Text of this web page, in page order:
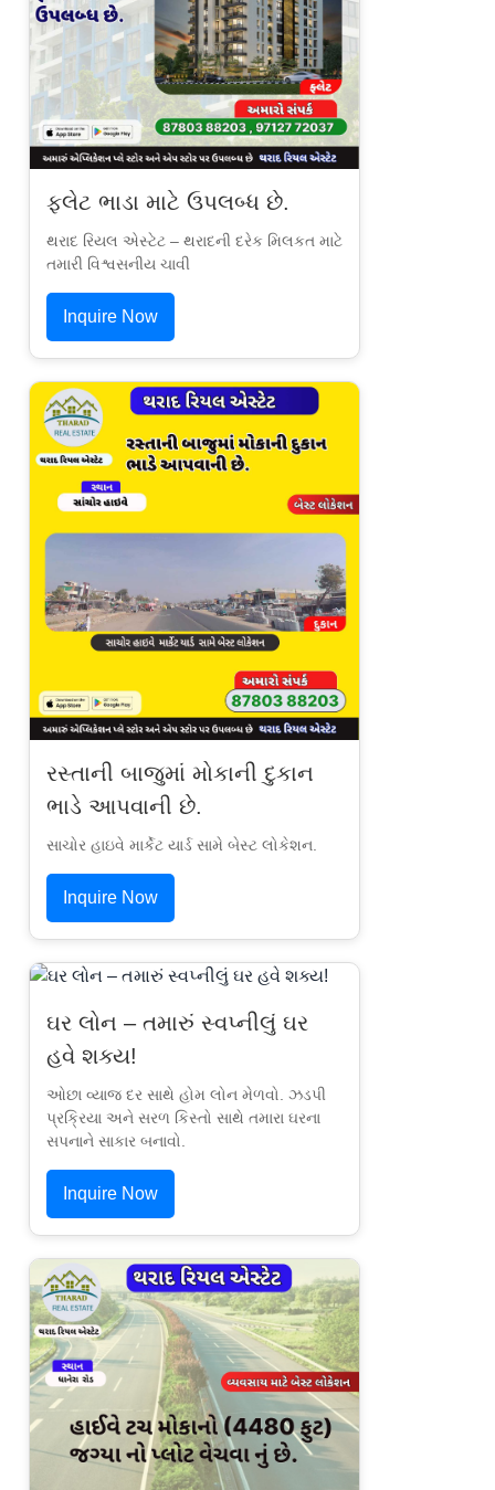
ફ્લેટ ભાડા માટે ઉપલબ્ધ છે.
થરાદ રિયલ એસ્ટેટ – થરાદની દરેક મિલકત માટે
તમારી વિશ્વસનીય ચાવી
Inquire Now
રસ્તાની બાજુમાં મોકાની દુકાન
ભાડે આપવાની છે.
સાચોર હાઇવે માર્કેટ યાર્ડ સામે બેસ્ટ લોકેશન.
Inquire Now
ઘર લોન – તમારું સ્વપ્નીલું ઘર
હવે શક્ય!
ઓછા વ્યાજ દર સાથે હોમ લોન મેળવો. ઝડપી
પ્રક્રિયા અને સરળ કિસ્તો સાથે તમારા ઘરના
સપનાને સાકાર બનાવો.
Inquire Now